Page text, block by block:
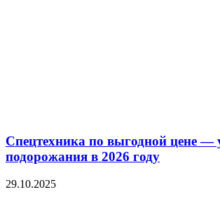
Спецтехника по выгодной цене —
подорожания в 2026 году
29.10.2025